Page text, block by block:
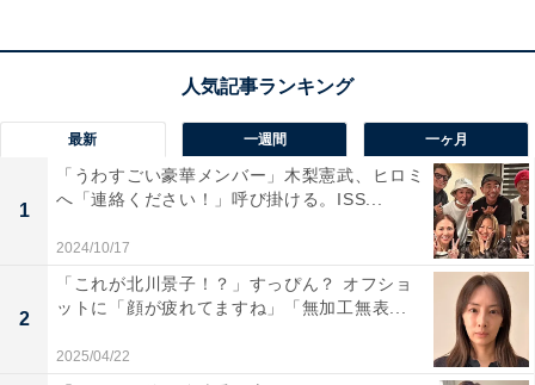
最新 一週間 一ヶ月
1
「うわすごい豪華メンバー」木梨憲武、ヒロミ
へ「連絡ください！」呼び掛ける。ISS...
2024/10/17
2
「これが北川景子！？」すっぴん？ オフショ
ットに「顔が疲れてますね」「無加工無表...
2025/04/22